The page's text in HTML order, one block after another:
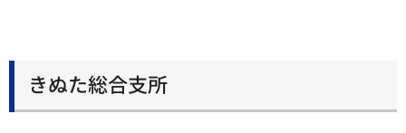
きぬた総合支所